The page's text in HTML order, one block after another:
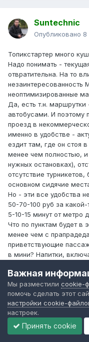
Suntechnic
Опубликовано 8
Топикстартер много
Надо понимать -
отвратительна. На то
незаинтересованность
неоптимизированные
Да, есть т.н.
автобусами. И поэтому
проезд в
именно в удобстве -
ездит там, где он стоя
менее чем полностью, и
нужных остановках),
отсутствие
основном сидячие
Но - эти все удобства
50-70-100 руб за
5-10-15 минут от метро
Что по пунктам будет в
менее чем с
приветствующие
в мини? Напитки,
Так что логика, ну
Юрий Аралов
Что касается
пример 460 и 960-го
Важная
Мы разместили cookie-
помочь сделать этот
настройки cookie-
настроек.
Принять cookie